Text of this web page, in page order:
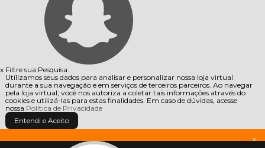
x Filtre sua Pesquisa:
Utilizamos seus dados para analisar e personalizar nossa loja virtual
durante a sua navegação e em serviços de terceiros parceiros. Ao navegar
pela loja virtual, você nos autoriza a coletar tais informações através do
cookies e utilizá-las para estas finalidades. Em caso de dúvidas, acesse
nossa Política de Privacidade
Entendi e Aceito
x